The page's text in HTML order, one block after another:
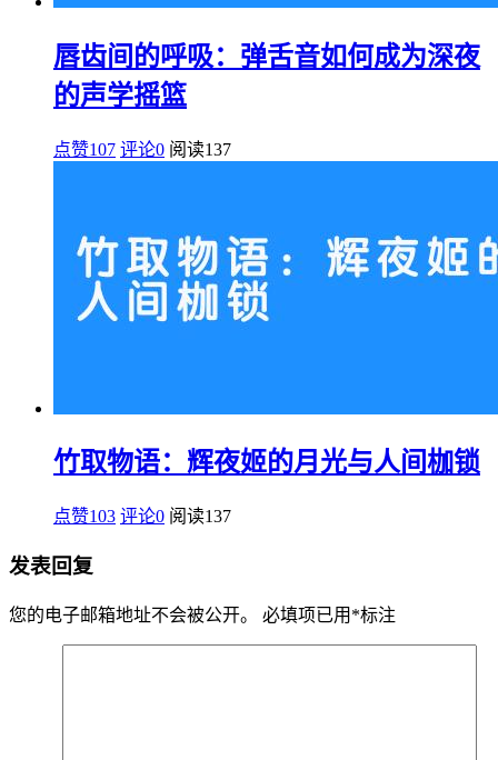
唇齿间的呼吸：弹舌音如何成为深夜
的声学摇篮
点赞107 评论0 阅读137
竹取物语：辉夜姬的月光与人间枷锁
点赞103 评论0 阅读137
发表回复
您的电子邮箱地址不会被公开。 必填项已用 *标注